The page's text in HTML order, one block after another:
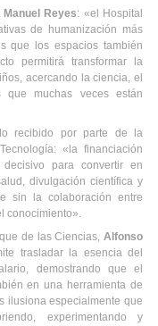
Manuel Reyes: «el Hospital
de humanización más
que los espacios también
permitirá transformar la
acercando la ciencia, el
que muchas veces están
recibido por parte de la
«la financiación
para convertir en
divulgación científica y
sin la colaboración entre
conocimiento».
de las Ciencias, Alfonso
trasladar la esencia del
demostrando que el
en una herramienta de
ilusiona especialmente que
experimentando y